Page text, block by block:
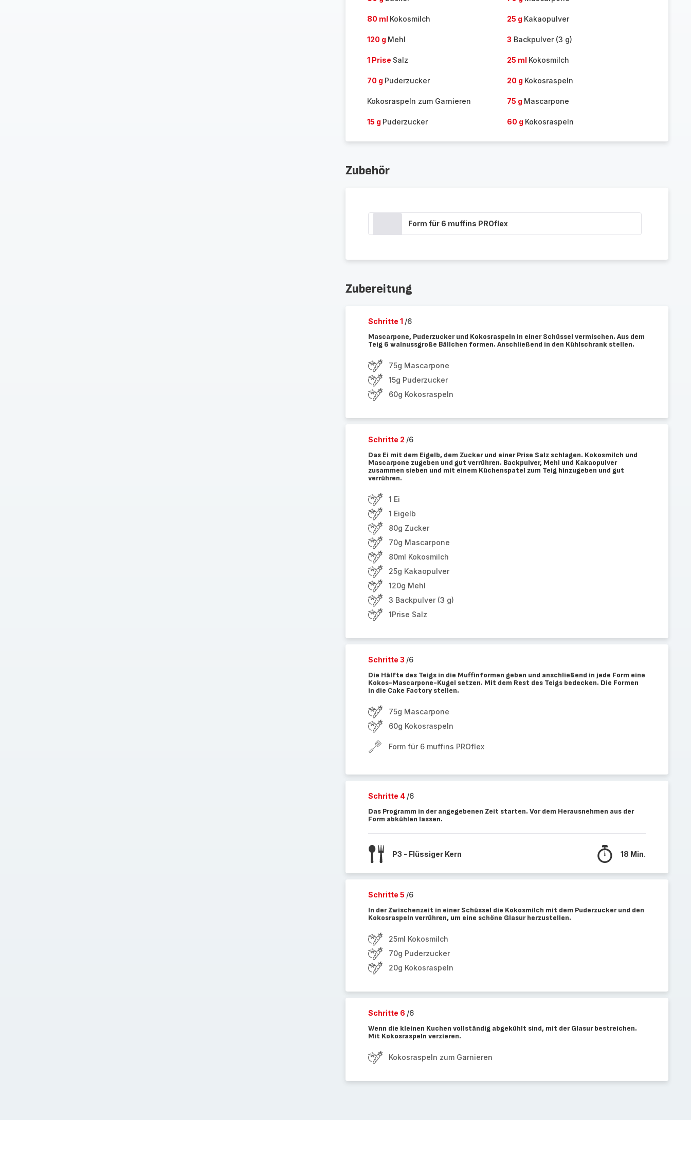
80 ml Kokosmilch 25 g Kakaopulver
120 g Mehl 3 Backpulver (3 g)
1 Prise Salz 25 ml Kokosmilch
70 g Puderzucker 20 g Kokosraspeln
Kokosraspeln zum Garnieren 75 g Mascarpone
15 g Puderzucker 60 g Kokosraspeln
Zubehör
Form für 6 muffins PROflex
Zubereitung
Schritte 1 /6
Mascarpone, Puderzucker und Kokosraspeln in einer Schüssel vermischen. Aus dem
Teig 6 walnussgroße Bällchen formen. Anschließend in den Kühlschrank stellen.
75g Mascarpone
15g Puderzucker
60g Kokosraspeln
Schritte 2 /6
Das Ei mit dem Eigelb, dem Zucker und einer Prise Salz schlagen. Kokosmilch und
Mascarpone zugeben und gut verrühren. Backpulver, Mehl und Kakaopulver
zusammen sieben und mit einem Küchenspatel zum Teig hinzugeben und gut
verrühren.
1 Ei
1 Eigelb
80g Zucker
70g Mascarpone
80ml Kokosmilch
25g Kakaopulver
120g Mehl
3 Backpulver (3 g)
1Prise Salz
Schritte 3 /6
Die Hälfte des Teigs in die Muffinformen geben und anschließend in jede Form eine
Kokos-Mascarpone-Kugel setzen. Mit dem Rest des Teigs bedecken. Die Formen
in die Cake Factory stellen.
75g Mascarpone
60g Kokosraspeln
Form für 6 muffins PROflex
Schritte 4 /6
Das Programm in der angegebenen Zeit starten. Vor dem Herausnehmen aus der
Form abkühlen lassen.
P3 - Flüssiger Kern 18 Min.
Schritte 5 /6
In der Zwischenzeit in einer Schüssel die Kokosmilch mit dem Puderzucker und den
Kokosraspeln verrühren, um eine schöne Glasur herzustellen.
25ml Kokosmilch
70g Puderzucker
20g Kokosraspeln
Schritte 6 /6
Wenn die kleinen Kuchen vollständig abgekühlt sind, mit der Glasur bestreichen.
Mit Kokosraspeln verzieren.
Kokosraspeln zum Garnieren